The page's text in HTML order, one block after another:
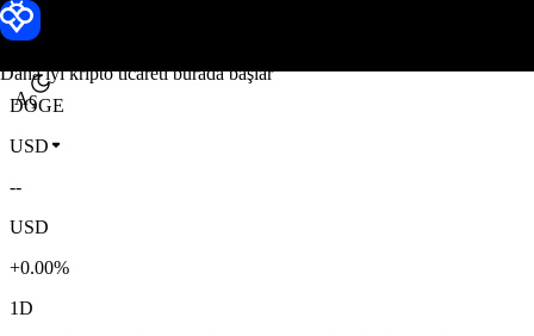
Daha iyi kripto ticareti burada başlar
Aç
Dogecoin fiyatı
DOGE
USD
--
USD
+0.00%
1D